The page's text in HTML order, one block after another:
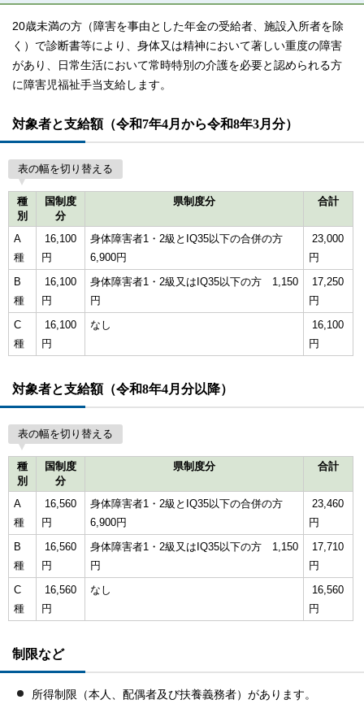
20歳未満の方（障害を事由とした年金の受給者、施設入所者を除
く）で診断書等により、身体又は精神において著しい重度の障害
があり、日常生活において常時特別の介護を必要と認められる方
に障害児福祉手当支給します。
対象者と支給額（令和7年4月から令和8年3月分）
表の幅を切り替える
種
別
国制度
分
県制度分 合計
A
種
16,100
円
身体障害者1・2級とIQ35以下の合併の方
6,900円
23,000
円
B
種
16,100
円
身体障害者1・2級又はIQ35以下の方 1,150
円
17,250
円
C
種
16,100
円
なし
16,100
円
対象者と支給額（令和8年4月分以降）
表の幅を切り替える
種
別
国制度
分
県制度分 合計
A
種
16,560
円
身体障害者1・2級とIQ35以下の合併の方
6,900円
23,460
円
B
種
16,560
円
身体障害者1・2級又はIQ35以下の方 1,150
円
17,710
円
C
種
16,560
円
なし
16,560
円
制限など
所得制限（本人、配偶者及び扶養義務者）があります。